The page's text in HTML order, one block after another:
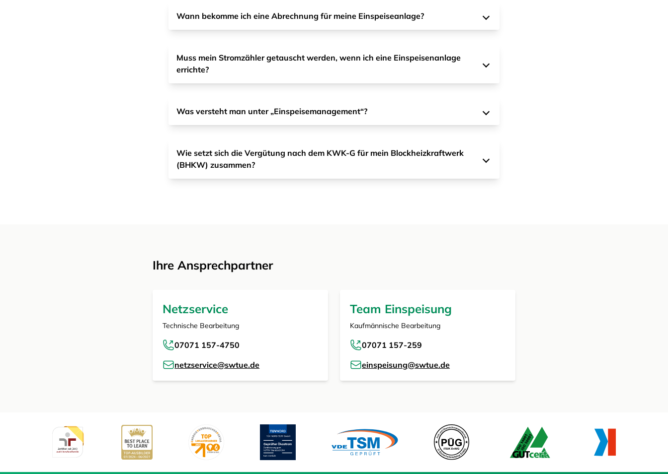
Wann bekomme ich eine Abrechnung für meine Einspeiseanlage?
Muss mein Stromzähler getauscht werden, wenn ich eine Einspeisenanlage
errichte?
Was versteht man unter „Einspeisemanagement“?
Wie setzt sich die Vergütung nach dem KWK-G für mein Blockheizkraftwerk
(BHKW) zusammen?
Ihre Ansprechpartner
Netzservice
Technische Bearbeitung
07071 157-4750
netzservice@swtue.de
Team Einspeisung
Kaufmännische Bearbeitung
07071 157-259
einspeisung@swtue.de